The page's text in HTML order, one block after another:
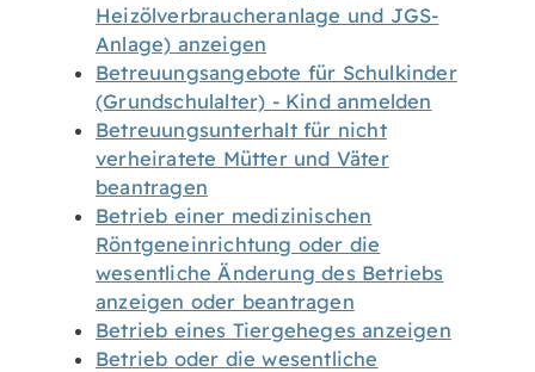
Heizölverbraucheranlage und JGS-
Anlage) anzeigen
Betreuungsangebote für Schulkinder
(Grundschulalter) - Kind anmelden
Betreuungsunterhalt für nicht
verheiratete Mütter und Väter
beantragen
Betrieb einer medizinischen
Röntgeneinrichtung oder die
wesentliche Änderung des Betriebs
anzeigen oder beantragen
Betrieb eines Tiergeheges anzeigen
Betrieb oder die wesentliche